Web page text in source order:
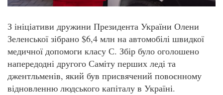
З ініціативи дружини Президента України Олени
Зеленської зібрано $6,4 млн на автомобілі швидкої
медичної допомоги класу С. Збір було оголошено
напередодні другого Саміту перших леді та
джентльменів, який був присвячений повоєнному
відновленню людського капіталу в Україні.